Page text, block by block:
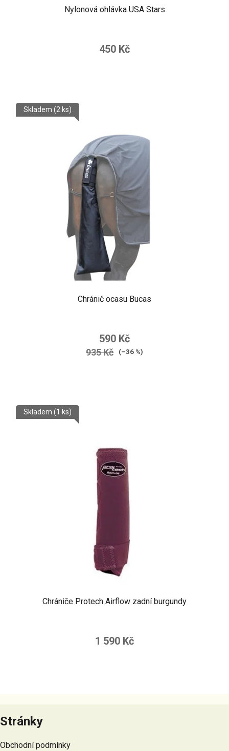
Nylonová ohlávka USA Stars
450 Kč
Chránič ocasu Bucas
Skladem (2 ks)
590 Kč
935 Kč (–36 %)
Chrániče Protech Airflow zadní burgundy
Skladem (1 ks)
1 590 Kč
á
p
a
Stránky
Obchodní podmínky